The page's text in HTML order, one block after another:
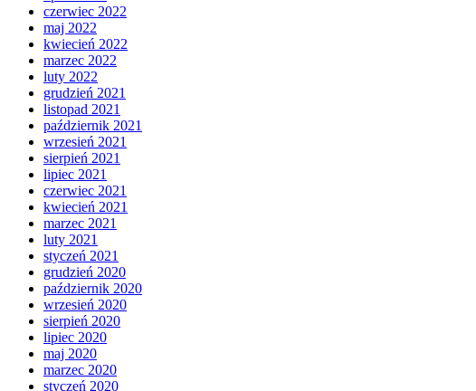
czerwiec 2022
maj 2022
kwiecień 2022
marzec 2022
luty 2022
grudzień 2021
listopad 2021
październik 2021
wrzesień 2021
sierpień 2021
lipiec 2021
czerwiec 2021
kwiecień 2021
marzec 2021
luty 2021
styczeń 2021
grudzień 2020
październik 2020
wrzesień 2020
sierpień 2020
lipiec 2020
maj 2020
marzec 2020
styczeń 2020